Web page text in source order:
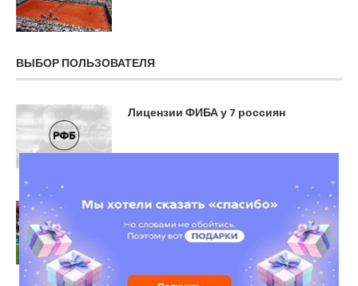
ВЫБОР ПОЛЬЗОВАТЕЛЯ
Лицензии ФИБА у 7 россиян
ЦСКА давно наиграл на лидерство.
Но для чемпионства нужен топ-
форвард